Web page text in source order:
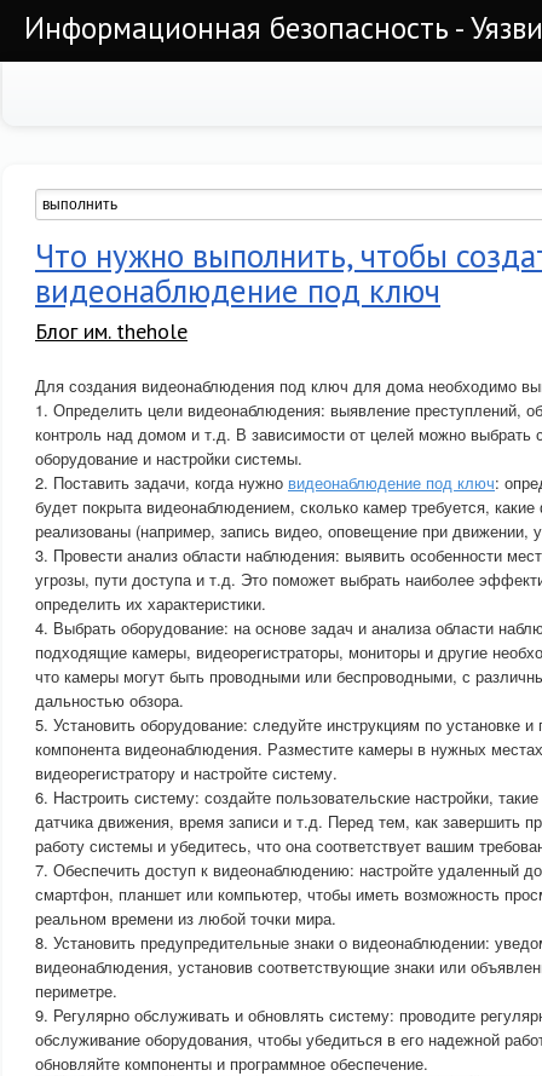
Информационная безопасность -
Что нужно выполнить, чтобы
видеонаблюдение под ключ
Блог им. thehole
Для создания видеонаблюдения под ключ для дома необходимо
1. Определить цели видеонаблюдения: выявление преступлений,
контроль над домом и т.д. В зависимости от целей можно выбрать
оборудование и настройки системы.
2. Поставить задачи, когда нужно видеонаблюдение под ключ:
будет покрыта видеонаблюдением, сколько камер требуется,
реализованы (например, запись видео, оповещение при движении,
3. Провести анализ области наблюдения: выявить особенности
угрозы, пути доступа и т.д. Это поможет выбрать наиболее
определить их характеристики.
4. Выбрать оборудование: на основе задач и анализа области
подходящие камеры, видеорегистраторы, мониторы и другие
что камеры могут быть проводными или беспроводными, с
дальностью обзора.
5. Установить оборудование: следуйте инструкциям по установке
компонента видеонаблюдения. Разместите камеры в нужных
видеорегистратору и настройте систему.
6. Настроить систему: создайте пользовательские настройки,
датчика движения, время записи и т.д. Перед тем, как завершить
работу системы и убедитесь, что она соответствует вашим
7. Обеспечить доступ к видеонаблюдению: настройте удаленный
смартфон, планшет или компьютер, чтобы иметь возможность
реальном времени из любой точки мира.
8. Установить предупредительные знаки о видеонаблюдении:
видеонаблюдения, установив соответствующие знаки или
периметре.
9. Регулярно обслуживать и обновлять систему: проводите
обслуживание оборудования, чтобы убедиться в его надежной
обновляйте компоненты и программное обеспечение.